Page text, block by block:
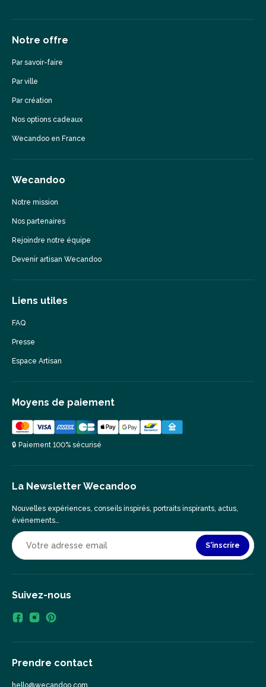
Notre offre
Par savoir-faire
Par ville
Par création
Nos options cadeaux
Wecandoo en France
Wecandoo
Notre mission
Nos partenaires
Rejoindre notre équipe
Devenir artisan Wecandoo
Liens utiles
FAQ
Presse
Espace Artisan
Moyens de paiement
🔒 Paiement 100% sécurisé
La Newsletter Wecandoo
Nouvelles expériences, conseils inspirés, portraits inspirants, actus,
événements…
S'inscrire
Suivez-nous
Prendre contact